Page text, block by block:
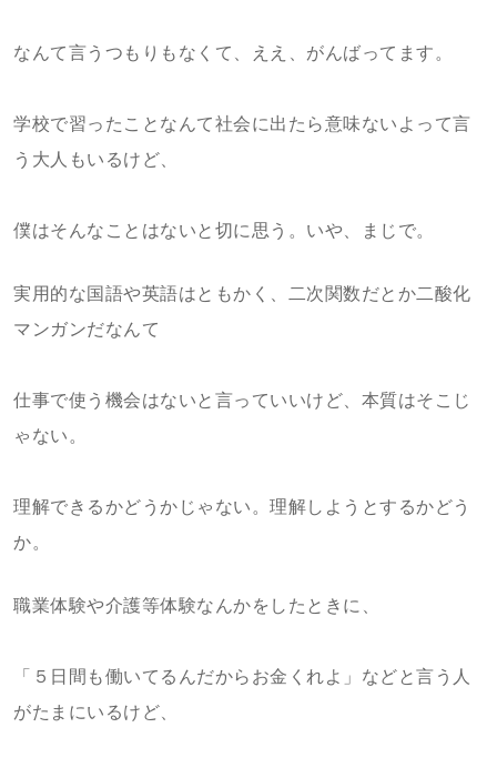
なんて言うつもりもなくて、ええ、がんばってます。
学校で習ったことなんて社会に出たら意味ないよって言
う大人もいるけど、
僕はそんなことはないと切に思う。いや、まじで。
実用的な国語や英語はともかく、二次関数だとか二酸化
マンガンだなんて
仕事で使う機会はないと言っていいけど、本質はそこじ
ゃない。
理解できるかどうかじゃない。理解しようとするかどう
か。
職業体験や介護等体験なんかをしたときに、
「５日間も働いてるんだからお金くれよ」などと言う人
がたまにいるけど、